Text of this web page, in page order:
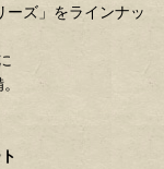
ーズ」をラインナッ